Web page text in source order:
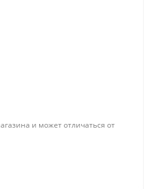
и может отличаться от